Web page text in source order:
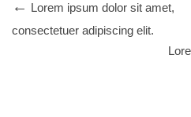
Lorem ipsum dolor sit amet,
consectetuer adipiscing elit.